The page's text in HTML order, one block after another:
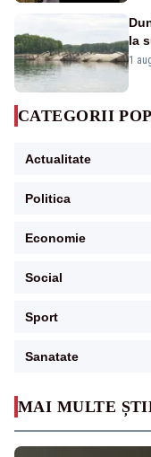
MAI MULTE
la
1
CATEGORII
Actualitate
Politica
Economie
Social
Sport
Sanatate